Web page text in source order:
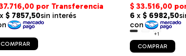
COMPRAR
+1
COMPRAR